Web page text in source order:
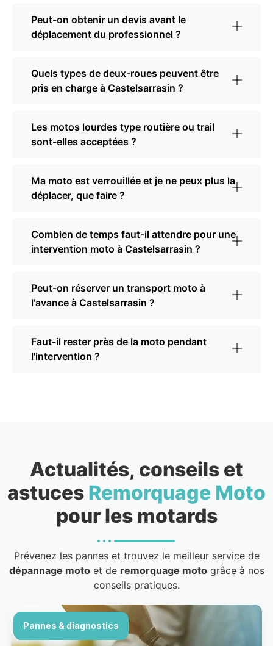
Peut-on obtenir un devis avant le
déplacement du professionnel ?
Quels types de deux-roues peuvent être
pris en charge à Castelsarrasin ?
Les motos lourdes type routière ou trail
sont-elles acceptées ?
Ma moto est verrouillée et je ne peux plus la
déplacer, que faire ?
Combien de temps faut-il attendre pour une
intervention moto à Castelsarrasin ?
Peut-on réserver un transport moto à
l'avance à Castelsarrasin ?
Faut-il rester près de la moto pendant
l'intervention ?
Actualités, conseils et
astuces Remorquage Moto
pour les motards
Prévenez les pannes et trouvez le meilleur service de
dépannage motoet de remorquage motogrâce à nos
conseils pratiques.
Pannes & diagnostics